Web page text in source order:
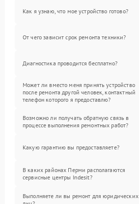
Как я узнаю, что мое устройство готово?
От чего зависит срок ремонта техники?
Диагностика проводится бесплатно?
Может ли вместо меня принять устройство
после ремонта другой человек, контактный
телефон которого я предоставлю?
Возможно ли получать обратную связь в
процессе выполнения ремонтных работ?
Какую гарантию вы предоставляете?
В каких районах Перми располагаются
сервисные центры Indesit?
Выполняете ли вы ремонт для юридических